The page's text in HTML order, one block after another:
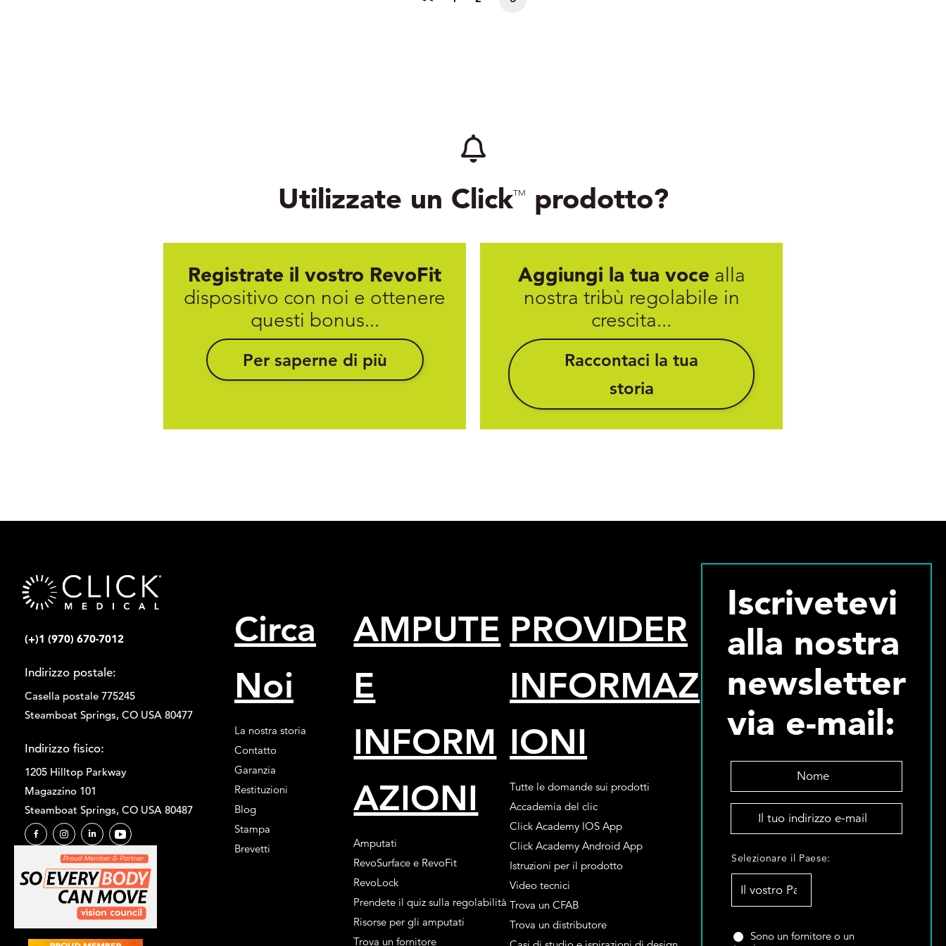
Utilizzate un ClickTM prodotto?
Registrate il vostro RevoFit
dispositivo con noi e ottenere
questi bonus...
Per saperne di più
Aggiungi la tua voce alla
nostra tribù regolabile in
crescita...
Raccontaci la tua
storia
(+)1 (970) 670-7012
Indirizzo postale:
Casella postale 775245
Steamboat Springs, CO USA 80477
Indirizzo fisico:
1205 Hilltop Parkway
Magazzino 101
Steamboat Springs, CO USA 80487
Circa
Noi
La nostra storia
Contatto
Garanzia
Restituzioni
Blog
Stampa
Brevetti
AMPUTE
E
INFORM
AZIONI
Amputati
RevoSurface e RevoFit
RevoLock
Prendete il quiz sulla regolabilità
Risorse per gli amputati
Trova un fornitore
PROVIDER
INFORMAZ
IONI
Tutte le domande sui prodotti
Accademia del clic
Click Academy IOS App
Click Academy Android App
Istruzioni per il prodotto
Video tecnici
Trova un CFAB
Trova un distributore
Iscrivetevi
alla nostra
newsletter
via e-mail:
*
u
o
n
S
Selezionare il Paese:
S
Sono un fornitore o un